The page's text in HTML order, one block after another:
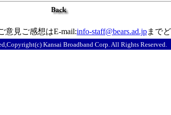
意見ご感想はE-mail:info-staff@bears.ad.jpまで
Kansai Broadband Corp. All Rights Reserved.